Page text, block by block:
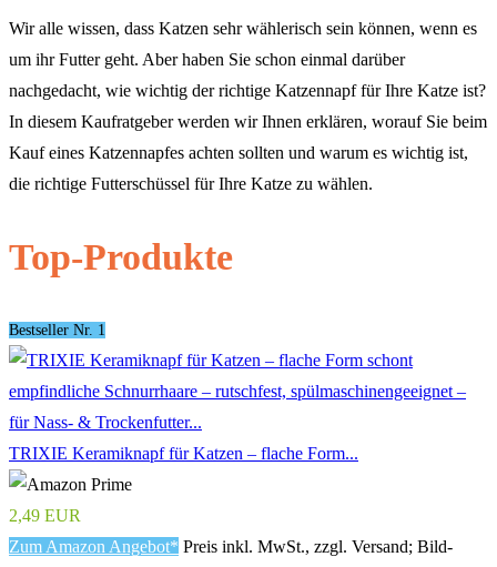
Wir alle wissen, dass Katzen sehr wählerisch sein können, wenn es
um ihr Futter geht. Aber haben Sie schon einmal darüber
nachgedacht, wie wichtig der richtige Katzennapf für Ihre Katze ist?
In diesem Kaufratgeber werden wir Ihnen erklären, worauf Sie beim
Kauf eines Katzennapfes achten sollten und warum es wichtig ist,
die richtige Futterschüssel für Ihre Katze zu wählen.
Top-Produkte
Bestseller Nr. 1
TRIXIE Keramiknapf für Katzen – flache Form...
2,49 EUR
Zum Amazon Angebot* Preis inkl. MwSt., zzgl. Versand; Bild-